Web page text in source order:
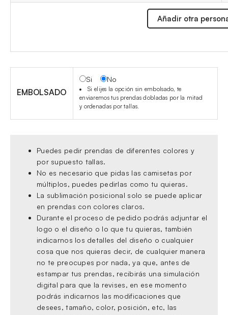
Añadir otra
EMBOLSADO
Si No
Si elijes la opción sin embolsado, te
enviaremos tus prendas dobladas por la mitad
y ordenadas por tallas.
Puedes pedir prendas de diferentes colores y
por supuesto tallas.
No es necesario que pidas las camisetas por
múltiplos, puedes pedirlas como tu quieras.
La sublimación posicional solo se puede aplicar
en prendas con colores claros.
Durante el proceso de pedido podrás adjuntar el
logo o el diseño o lo que tu quieras, también
indicarnos los detalles del diseño o cualquier
cosa que nos quieras decir, de cualquier manera
no te preocupes por nada, ya que, antes de
estampar tus prendas, recibirás una simulación
digital para que la revises, en ese momento
podrás indicarnos las modificaciones que
desees, tamaño, color, posición, etc, las